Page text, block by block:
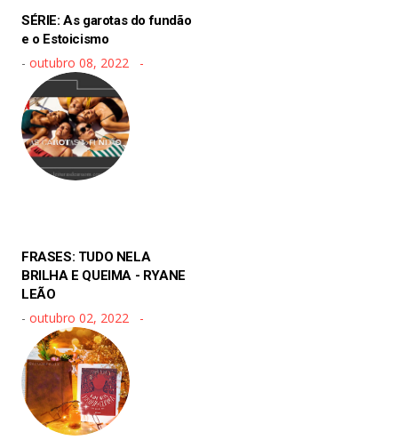
SÉRIE: As garotas do fundão
e o Estoicismo
- outubro 08, 2022
FRASES: TUDO NELA
BRILHA E QUEIMA - RYANE
LEÃO
- outubro 02, 2022